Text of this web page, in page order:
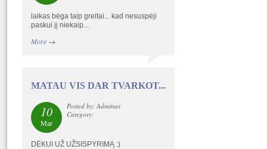
laikas bėga taip greitai... kad nesuspėji
paskui jį niekaip...
More→
MATAU VIS DAR TVARKOT...
10
Mar
Posted by: Adminas
Category:
DĖKUI UŽ UŽSISPYRIMĄ :)